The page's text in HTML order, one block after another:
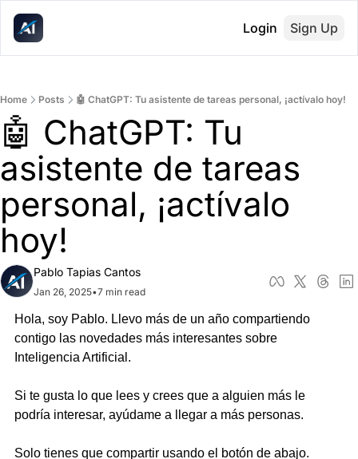
Login Sign Up
Home Posts 🤖 ChatGPT: Tu asistente de tareas personal, ¡actívalo hoy!
🤖 ChatGPT: Tu
asistente de tareas
personal, ¡actívalo
hoy!
Pablo Tapias Cantos
Jan 26, 2025•7 min read
Hola, soy Pablo. Llevo más de un año compartiendo
contigo las novedades más interesantes sobre
Inteligencia Artificial.
Si te gusta lo que lees y crees que a alguien más le
podría interesar, ayúdame a llegar a más personas.
Solo tienes que compartir usando el botón de abajo.